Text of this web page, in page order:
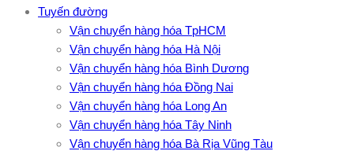
Tuyến đường
Vận chuyển hàng hóa TpHCM
Vận chuyển hàng hóa Hà Nội
Vận chuyển hàng hóa Bình Dương
Vận chuyển hàng hóa Đồng Nai
Vận chuyển hàng hóa Long An
Vận chuyển hàng hóa Tây Ninh
Vận chuyển hàng hóa Bà Rịa Vũng Tàu